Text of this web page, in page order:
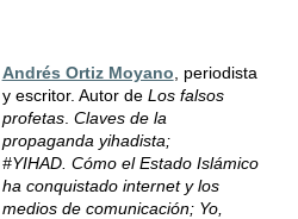
Andrés Ortiz Moyano , periodista
y escritor. Autor de Los falsos
profetas. Claves de la
propaganda yihadista;
#YIHAD. Cómo el Estado Islámico
ha conquistado internet y los
medios de comunicación; Yo,